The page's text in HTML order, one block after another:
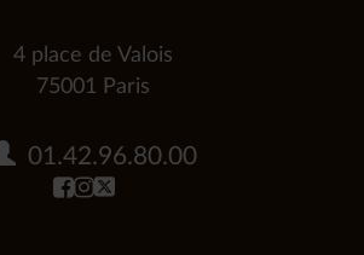
4 place de Valois
75001 Paris
01.42.96.80.00